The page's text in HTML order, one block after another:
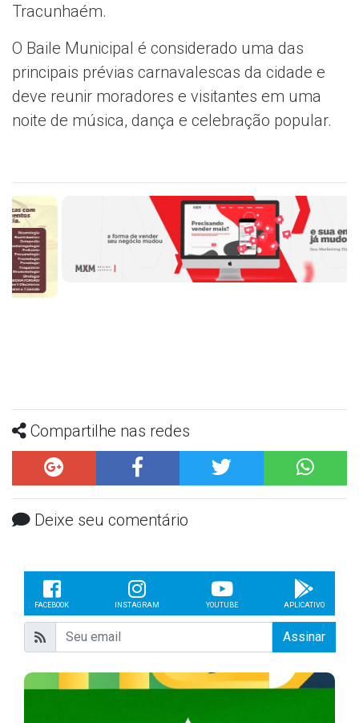
Tracunhaém.
O Baile Municipal é considerado uma das
principais prévias carnavalescas da cidade e
deve reunir moradores e visitantes em uma
noite de música, dança e celebração popular.
Compartilhe nas redes
Deixe seu comentário
FACEBOOK INSTAGRAM YOUTUBE APLICATIVO
Assinar